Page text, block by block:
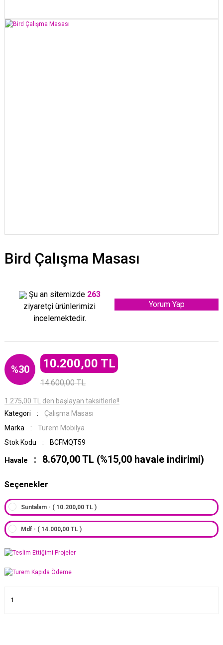
Bird Çalışma Masası
Şu an sitemizde 263
ziyaretçi ürünlerimizi
incelemektedir.
Yorum Yap
%30 10.200,00 TL
14.600,00 TL
1.275,00 TL den başlayan taksitlerle!!
Kategori
Çalışma Masası
Marka
Turem Mobilya
Stok Kodu
BCFMQT59
Havale 8.670,00 TL (%15,00 havale indirimi)
Seçenekler
Suntalam - ( 10.200,00 TL )
Mdf - ( 14.000,00 TL )